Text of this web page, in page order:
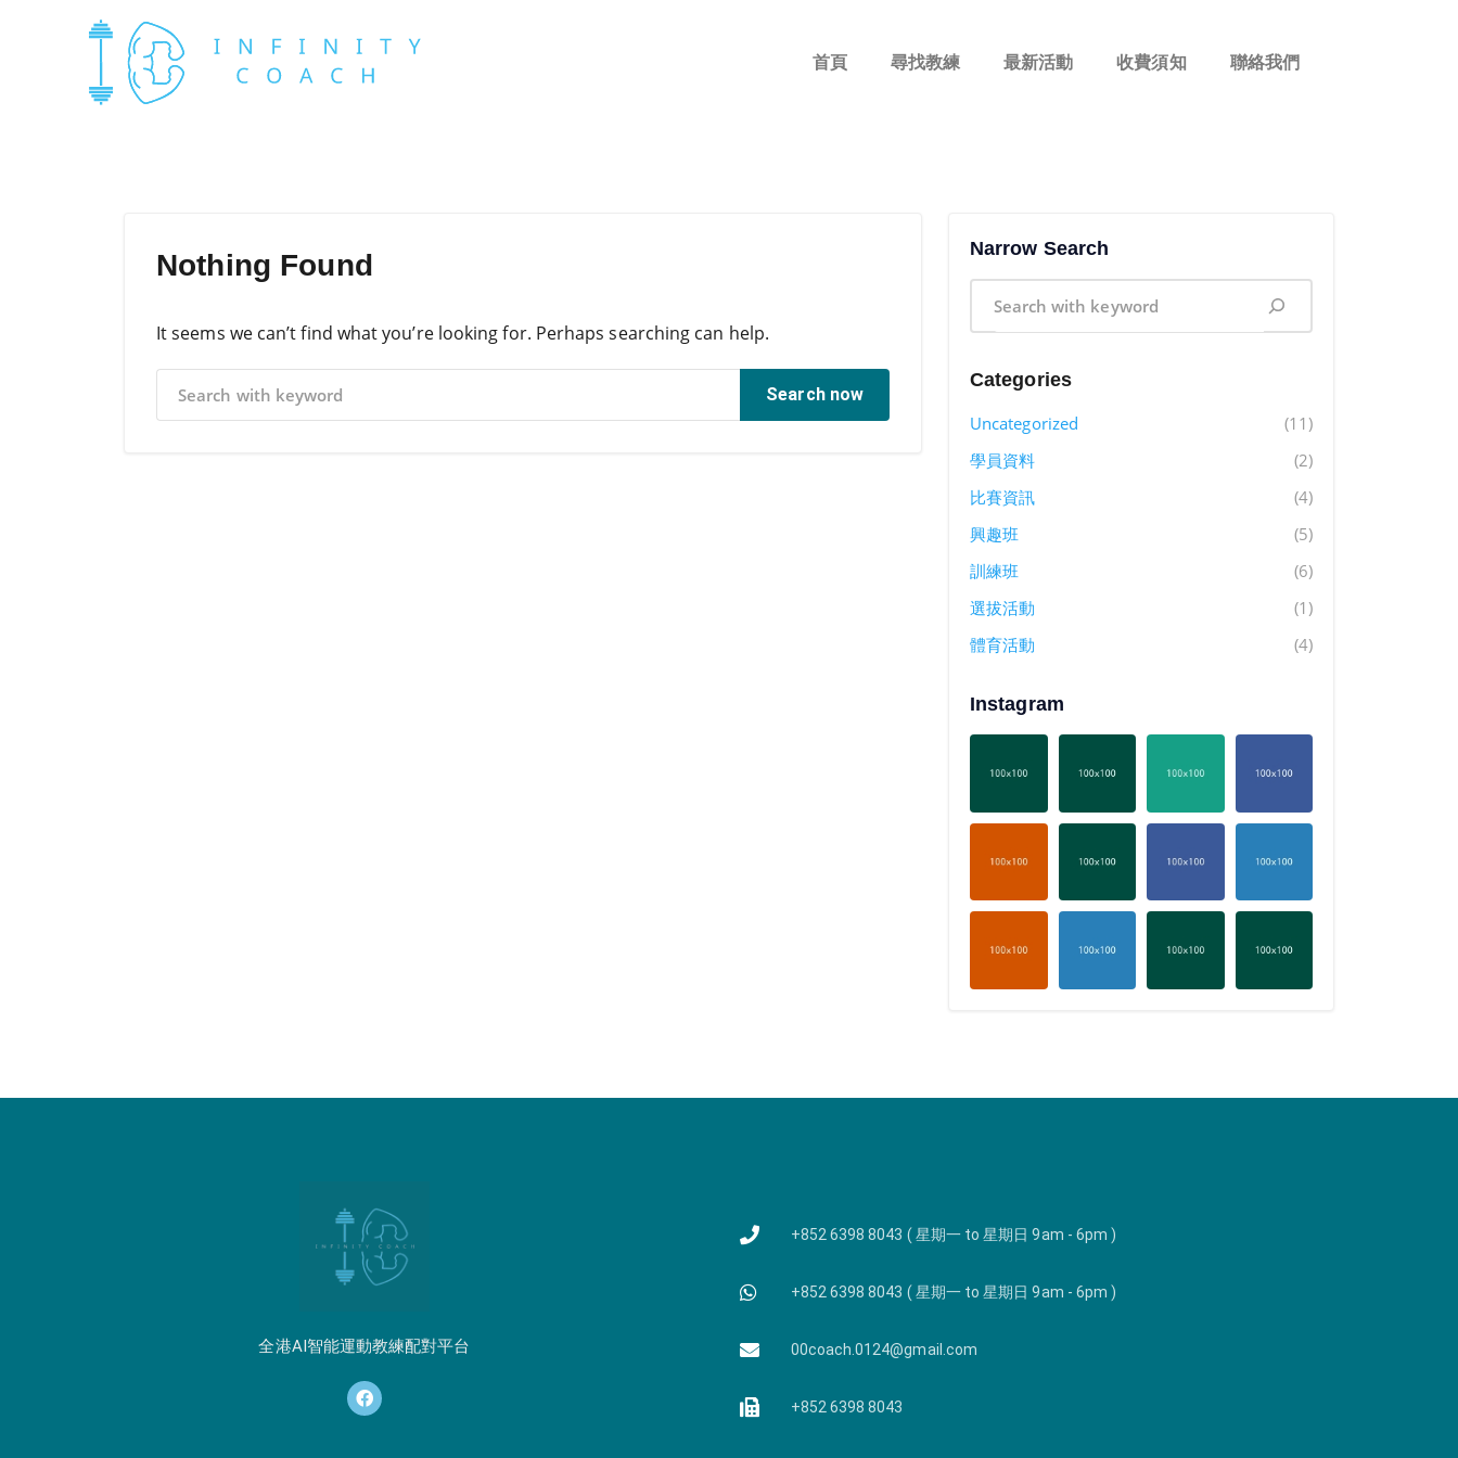
首頁 尋找教練 最新活動 收費須知 聯絡我們
Nothing Found
It seems we can’t find what you’re looking for. Perhaps searching can help.
Search now
Narrow Search
Categories
Uncategorized
(11)
學員資料
(2)
比賽資訊
(4)
興趣班
(5)
訓練班
(6)
選拔活動
(1)
體育活動
(4)
Instagram
全港AI智能運動教練配對平台
+852 6398 8043 ( 星期一 to 星期日 9am - 6pm )
+852 6398 8043 ( 星期一 to 星期日 9am - 6pm )
00coach.0124@gmail.com
+852 6398 8043